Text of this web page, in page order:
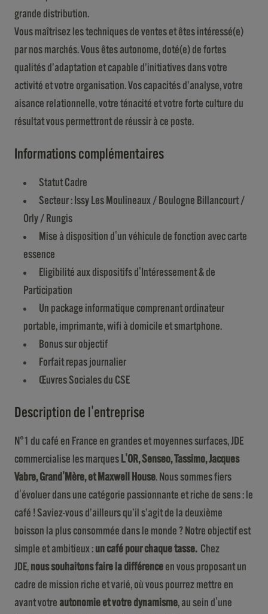
grande distribution.
Vous maîtrisez les techniques de ventes et êtes intéressé(e)
par nos marchés. Vous êtes autonome, doté(e) de fortes
qualités d’adaptation et capable d’initiatives dans votre
activité et votre organisation. Vos capacités d’analyse, votre
aisance relationnelle, votre ténacité et votre forte culture du
résultat vous permettront de réussir à ce poste.
Informations complémentaires
Statut Cadre
Secteur : Issy Les Moulineaux / Boulogne Billancourt /
Orly / Rungis
Mise à disposition d'un véhicule de fonction avec carte
essence
Eligibilité aux dispositifs d'Intéressement & de
Participation
Un package informatique comprenant ordinateur
portable, imprimante, wifi à domicile et smartphone.
Bonus sur objectif
Forfait repas journalier
Œuvres Sociales du CSE
Description de l'entreprise
N°1 du café en France en grandes et moyennes surfaces, JDE
commercialise les marques L'OR, Senseo, Tassimo, Jacques
Vabre, Grand'Mère, et Maxwell House. Nous sommes fiers
d'évoluer dans une catégorie passionnante et riche de sens : le
café ! Saviez-vous d’ailleurs qu’il s’agit de la deuxième
boisson la plus consommée dans le monde ? Notre objectif est
simple et ambitieux : un café pour chaque tasse. Chez
JDE, nous souhaitons faire la différence en vous proposant un
cadre de mission riche et varié, où vous pourrez mettre en
avant votre autonomie et votre dynamisme, au sein d'une